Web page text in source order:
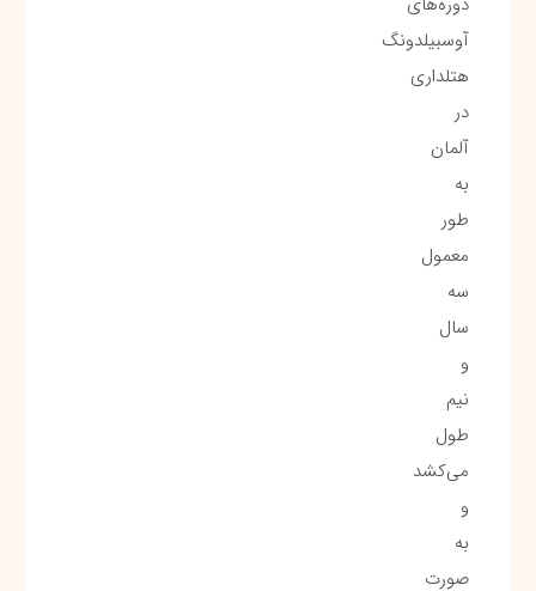
آوسبیلدونگ
هتلداری
در
آلمان
به
طور
معمول
سه
سال
و
نیم
طول
می‌کشد
و
به
صورت